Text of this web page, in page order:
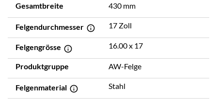
Gesamtbreite 430 mm
Felgendurchmesser 17 Zoll
Felgengrösse 16.00 x 17
Produktgruppe AW-Felge
Felgenmaterial Stahl